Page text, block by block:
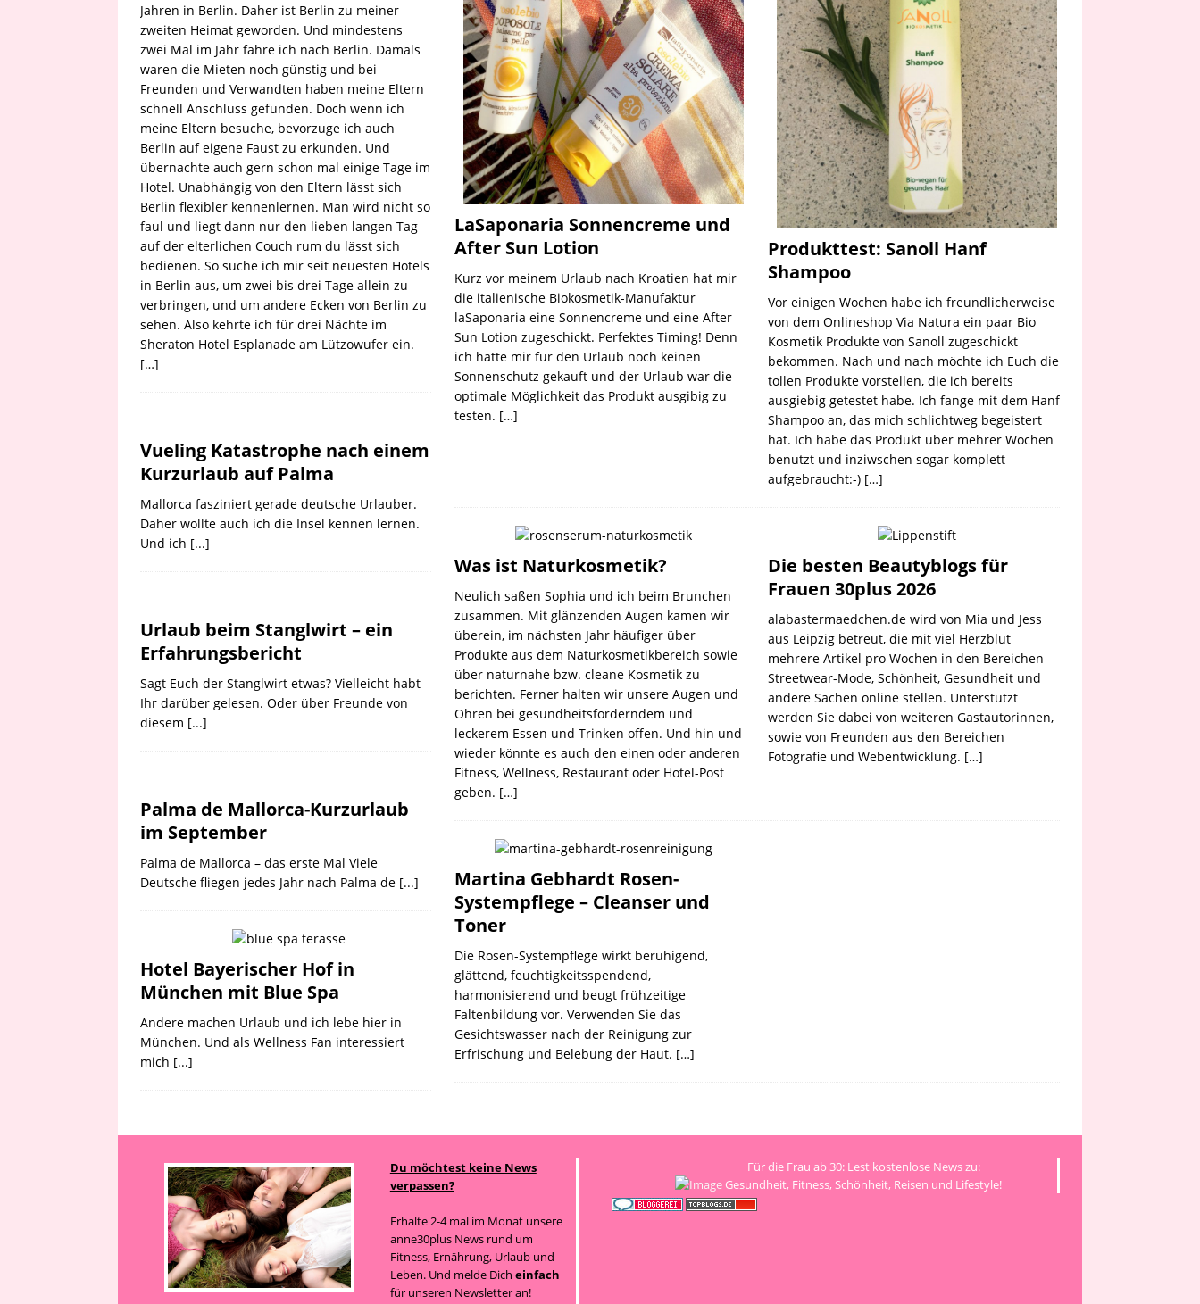
LaSaponaria Sonnencreme und
After Sun Lotion
Kurz vor meinem Urlaub nach Kroatien hat mir
die italienische Biokosmetik-Manufaktur
laSaponaria eine Sonnencreme und eine After
Sun Lotion zugeschickt. Perfektes Timing! Denn
ich hatte mir für den Urlaub noch keinen
Sonnenschutz gekauft und der Urlaub war die
optimale Möglichkeit das Produkt ausgibig zu
testen. […]
Produkttest: Sanoll Hanf
Shampoo
Vor einigen Wochen habe ich freundlicherweise
von dem Onlineshop Via Natura ein paar Bio
Kosmetik Produkte von Sanoll zugeschickt
bekommen. Nach und nach möchte ich Euch die
tollen Produkte vorstellen, die ich bereits
ausgiebig getestet habe. Ich fange mit dem Hanf
Shampoo an, das mich schlichtweg begeistert
hat. Ich habe das Produkt über mehrer Wochen
benutzt und inziwschen sogar komplett
aufgebraucht:-) […]
Was ist Naturkosmetik?
Neulich saßen Sophia und ich beim Brunchen
zusammen. Mit glänzenden Augen kamen wir
überein, im nächsten Jahr häufiger über
Produkte aus dem Naturkosmetikbereich sowie
über naturnahe bzw. cleane Kosmetik zu
berichten. Ferner halten wir unsere Augen und
Ohren bei gesundheitsförderndem und
leckerem Essen und Trinken offen. Und hin und
wieder könnte es auch den einen oder anderen
Fitness, Wellness, Restaurant oder Hotel-Post
geben. […]
Die besten Beautyblogs für
Frauen 30plus 2026
alabastermaedchen.de wird von Mia und Jess
aus Leipzig betreut, die mit viel Herzblut
mehrere Artikel pro Wochen in den Bereichen
Streetwear-Mode, Schönheit, Gesundheit und
andere Sachen online stellen. Unterstützt
werden Sie dabei von weiteren Gastautorinnen,
sowie von Freunden aus den Bereichen
Fotografie und Webentwicklung. […]
Martina Gebhardt Rosen-
Systempflege – Cleanser und
Toner
Die Rosen-Systempflege wirkt beruhigend,
glättend, feuchtigkeitsspendend,
harmonisierend und beugt frühzeitige
Faltenbildung vor. Verwenden Sie das
Gesichtswasser nach der Reinigung zur
Erfrischung und Belebung der Haut. […]
Jahren in Berlin. Daher ist Berlin zu meiner
zweiten Heimat geworden. Und mindestens
zwei Mal im Jahr fahre ich nach Berlin. Damals
waren die Mieten noch günstig und bei
Freunden und Verwandten haben meine Eltern
schnell Anschluss gefunden. Doch wenn ich
meine Eltern besuche, bevorzuge ich auch
Berlin auf eigene Faust zu erkunden. Und
übernachte auch gern schon mal einige Tage im
Hotel. Unabhängig von den Eltern lässt sich
Berlin flexibler kennenlernen. Man wird nicht so
faul und liegt dann nur den lieben langen Tag
auf der elterlichen Couch rum du lässt sich
bedienen. So suche ich mir seit neuesten Hotels
in Berlin aus, um zwei bis drei Tage allein zu
verbringen, und um andere Ecken von Berlin zu
sehen. Also kehrte ich für drei Nächte im
Sheraton Hotel Esplanade am Lützowufer ein.
[…]
Vueling Katastrophe nach einem
Kurzurlaub auf Palma
Mallorca fasziniert gerade deutsche Urlauber.
Daher wollte auch ich die Insel kennen lernen.
Und ich [...]
Urlaub beim Stanglwirt – ein
Erfahrungsbericht
Sagt Euch der Stanglwirt etwas? Vielleicht habt
Ihr darüber gelesen. Oder über Freunde von
diesem [...]
Palma de Mallorca-Kurzurlaub
im September
Palma de Mallorca – das erste Mal Viele
Deutsche fliegen jedes Jahr nach Palma de [...]
Hotel Bayerischer Hof in
München mit Blue Spa
Andere machen Urlaub und ich lebe hier in
München. Und als Wellness Fan interessiert
mich [...]
Du möchtest keine News
verpassen?
Erhalte 2-4 mal im Monat unsere
anne30plus News rund um
Fitness, Ernährung, Urlaub und
Leben. Und melde Dich einfach
für unseren Newsletter an!
Für die Frau ab 30: Lest kostenlose News zu:
Gesundheit, Fitness, Schönheit, Reisen und Lifestyle!